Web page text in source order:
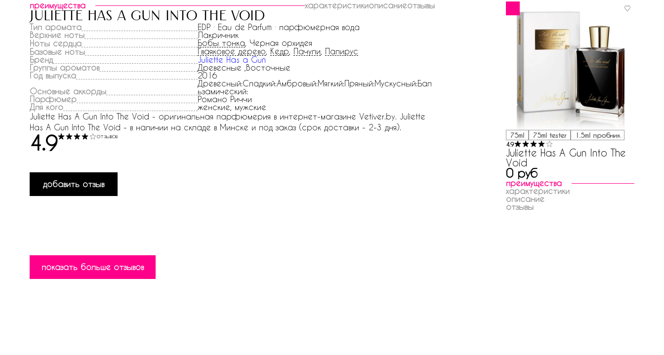
преимущества характеристикиописаниеотзывы
juliette has a gun into the void
Тип аромата
EDP · Eau de Parfum · парфюмерная вода
Верхние ноты
Лакричник
Ноты сердца
Бобы тонка , Черная орхидея
Базовые ноты
Гваяковое дерево Кедр Пачули Папирус
Бренд
Juliette Has a Gun
Группы ароматов
Древесные ,Восточные
Год выпуска
2016
Основные аккорды
Древесный:Сладкий:Амбровый:Мягкий:Пряный:Мускусный:Бал
ьзамический:
Парфюмер
Романо Риччи
Для кого
женские, мужские
Juliette Has A Gun Into The Void - оригинальная парфюмерия в интернет-магазине Vetiver.by. Juliette
Has A Gun Into The Void - в наличии на складе в Минске и под заказ (срок доставки - 2-3 дня).
4.9 отзывов
добавить отзыв
показать больше отзывов
75ml 75ml tester 1.5ml пробник
4.9
Juliette Has A Gun Into The
Void
0 руб
преимущества
характеристики
описание
отзывы